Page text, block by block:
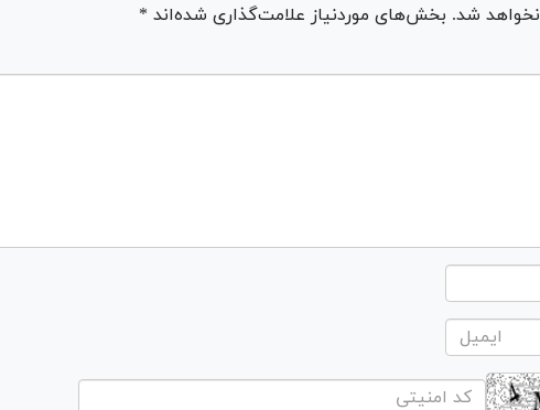
شد. بخش‌های موردنیاز علامت‌گذاری شده‌اند *